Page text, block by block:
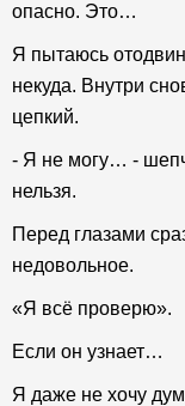
опасно. Это…
Я пытаюсь
некуда. Внутри
цепкий.
- Я не могу… -
нельзя.
Перед глазами
недовольное.
«Я всё проверю».
Если он узнает…
Я даже не хочу